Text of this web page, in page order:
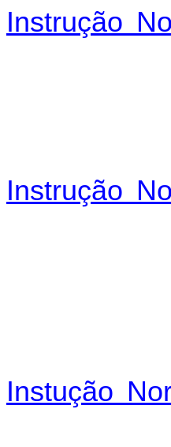
Instrução
Instrução
Instução